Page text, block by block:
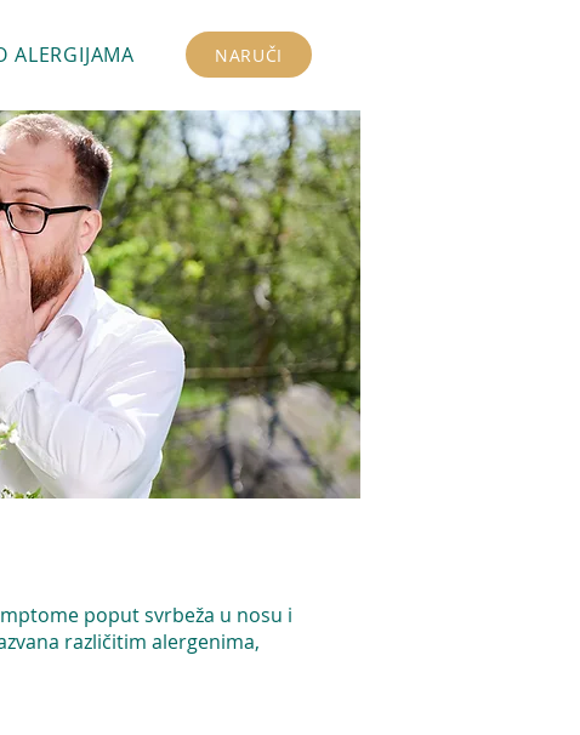
ALERGIJAMA NARUČI
poput svrbeža u nosu i
različitim alergenima,